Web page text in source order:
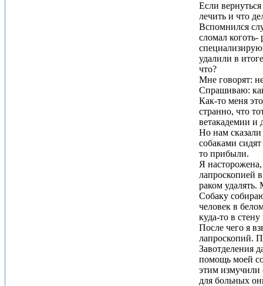
Если
лечить и что
Вспомнился
сломал
удалили в
что?
Мне говорят:
Спрашиваю:
Как-то меня
странно, что
ветакадемии и
Но нам
собаками
то прибыли.
Я
лапроскопией
раком
Собаку
человек в
куда-то в
После чего я
лапроскопий.
Завотделения
помощь моей
этим измучили
для больных